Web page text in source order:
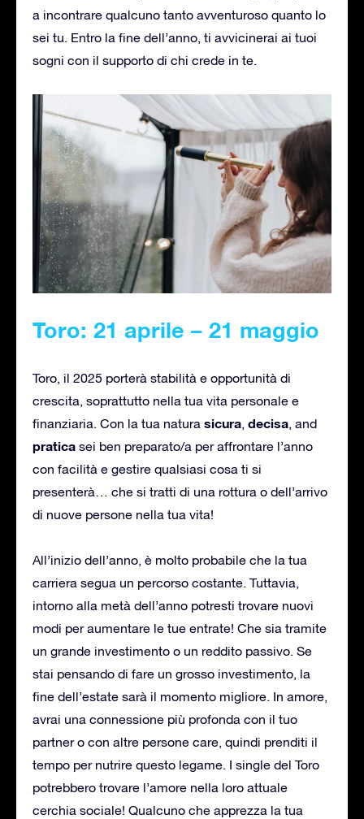
a incontrare qualcuno tanto avventuroso quanto lo
sei tu. Entro la fine dell’anno, ti avvicinerai ai tuoi
sogni con il supporto di chi crede in te.
Toro: 21 aprile – 21 maggio
Toro, il 2025 porterà stabilità e opportunità di
crescita, soprattutto nella tua vita personale e
finanziaria. Con la tua natura sicura, decisa, and
pratica sei ben preparato/a per affrontare l’anno
con facilità e gestire qualsiasi cosa ti si
presenterà… che si tratti di una rottura o dell’arrivo
di nuove persone nella tua vita!
All’inizio dell’anno, è molto probabile che la tua
carriera segua un percorso costante. Tuttavia,
intorno alla metà dell’anno potresti trovare nuovi
modi per aumentare le tue entrate! Che sia tramite
un grande investimento o un reddito passivo. Se
stai pensando di fare un grosso investimento, la
fine dell’estate sarà il momento migliore. In amore,
avrai una connessione più profonda con il tuo
partner o con altre persone care, quindi prenditi il
tempo per nutrire questo legame. I single del Toro
potrebbero trovare l’amore nella loro attuale
cerchia sociale! Qualcuno che apprezza la tua